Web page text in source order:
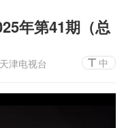
年第41期（总
津电视台 中